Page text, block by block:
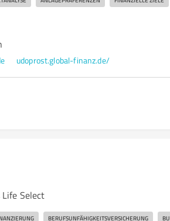
udoprost.global-finanz.de/
Select
BERUFSUNFÄHIGKEITSVERSICHERUNG BU